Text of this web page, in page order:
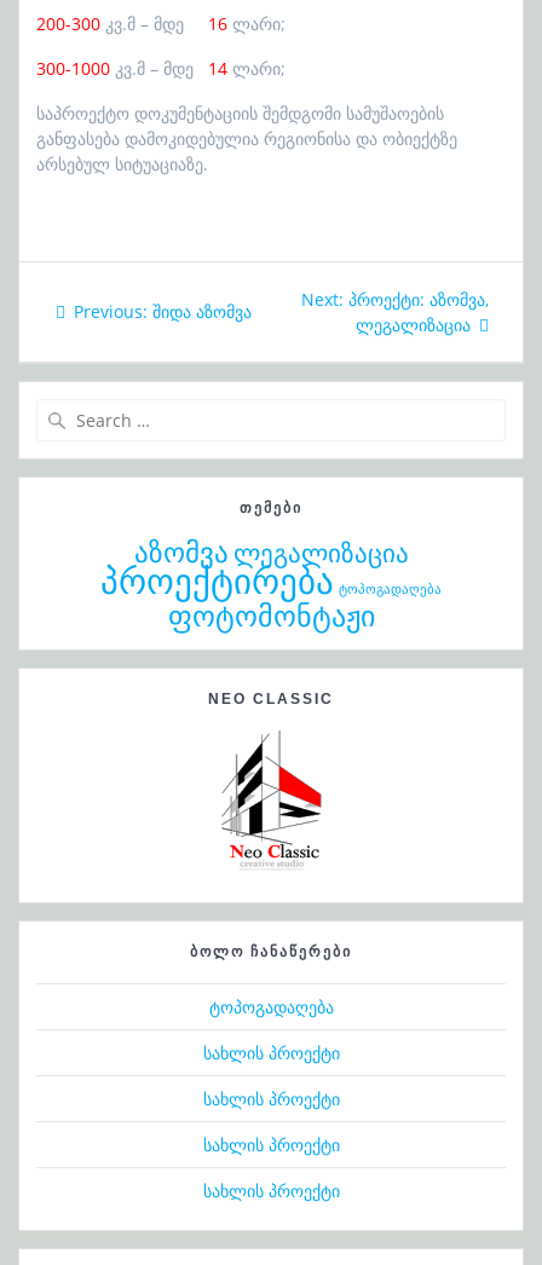
200-300 კვ.მ – მდე 16 ლარი;
300-1000 კვ.მ – მდე 14 ლარი;
საპროექტო დოკუმენტაციის შემდგომი სამუშაოების
განფასება დამოკიდებულია რეგიონისა და ობიექტზე
არსებულ სიტუაციაზე.
ნავიგაცია
Previous: Previous
შიდა აზომვა
Next: Next
post:
პროექტი: აზომვა,
ლეგალიზაცია
ᲗᲔᲛᲔᲑᲘ
აზომვა ლეგალიზაცია
პროექტირება ტოპოგადაღება
ფოტომონტაჟი
NEO CLASSIC
ᲑᲝᲚᲝ ᲩᲐᲜᲐᲬᲔᲠᲔᲑᲘ
ტოპოგადაღება
სახლის პროექტი
სახლის პროექტი
სახლის პროექტი
სახლის პროექტი